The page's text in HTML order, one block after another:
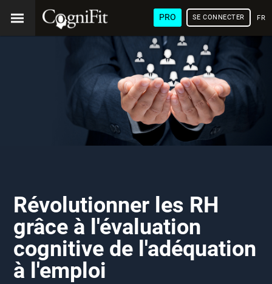
PRO SE CONNECTER
Révolutionner les RH
grâce à l'évaluation
cognitive de l'adéquation
à l'emploi